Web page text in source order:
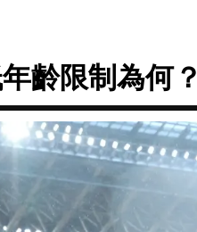
齡限制為何？